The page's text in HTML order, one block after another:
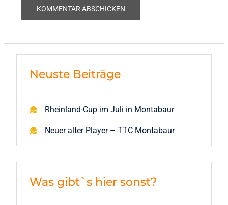
Neuste Beiträge
Rheinland-Cup im Juli in Montabaur
Neuer alter Player – TTC Montabaur
Was gibt`s hier sonst?